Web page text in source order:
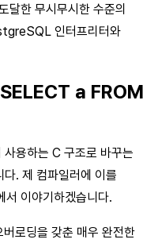
달한 무시무시한 수준의
인터프리터와
a FROM
용하는 C 구조로 바꾸는
. 제 컴파일러에 이를
서 이야기하겠습니다.
로딩을 갖춘 매우 완전한